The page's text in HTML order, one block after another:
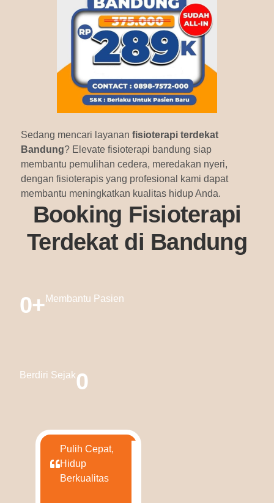
Sedang mencari layanan fisioterapi terdekat
Bandung? Elevate fisioterapi bandung siap
membantu pemulihan cedera, meredakan nyeri,
dengan fisioterapis yang profesional kami dapat
membantu meningkatkan kualitas hidup Anda.
Booking Fisioterapi
Terdekat di Bandung
0+ Membantu Pasien
Berdiri Sejak0
Pulih Cepat,
Hidup
Berkualitas